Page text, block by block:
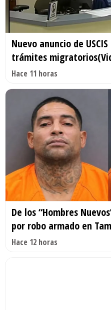
Nuevo anuncio de
trámites
Hace 11 horas
De los “Hombres
por robo armado en
Hace 12 horas